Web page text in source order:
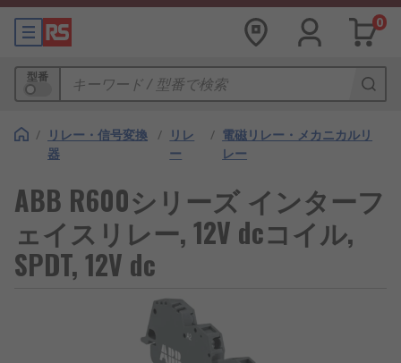
0
型番
/ リレー・信号変換
器
/ リレ
ー
/ 電磁リレー・メカニカルリ
レー
ABB R600シリーズ インターフ
ェイスリレー, 12V dcコイル,
SPDT, 12V dc